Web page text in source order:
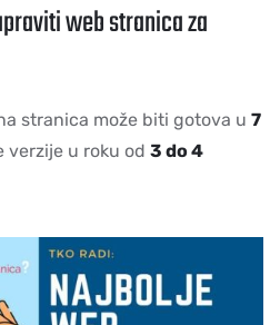
web stranica za
stranica može biti gotova u 7
verzije u roku od 3 do 4